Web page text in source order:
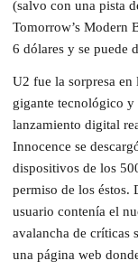
(salvo con una pista
Tomorrow’s Modern
6 dólares y se puede
U2 fue la sorpresa
gigante tecnológico y
lanzamiento digital
Innocence se
dispositivos de los
permiso de los éstos.
usuario contenía el
avalancha de críticas
una página web